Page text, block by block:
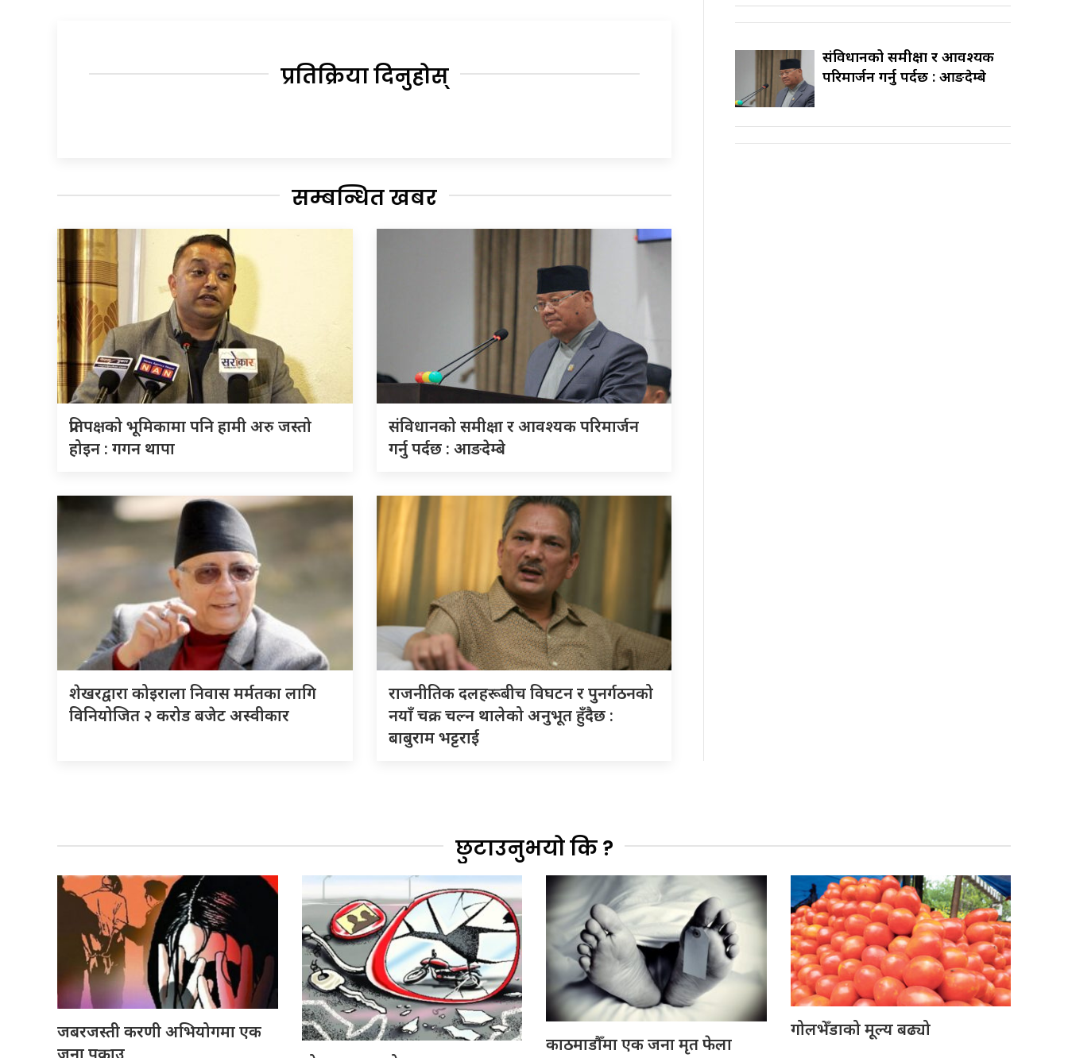
प्रतिक्रिया दिनुहोस्
सम्बन्धित खबर
प्रतिपक्षको भूमिकामा पनि हामी अरु जस्तो
होइन : गगन थापा
संविधानको समीक्षा र आवश्यक परिमार्जन
गर्नु पर्दछ : आङदेम्बे
शेखरद्वारा कोइराला निवास मर्मतका लागि
विनियोजित २ करोड बजेट अस्वीकार
राजनीतिक दलहरूबीच विघटन र पुनर्गठनको
नयाँ चक्र चल्न थालेको अनुभूत हुँदैछ :
बाबुराम भट्टराई
संविधानको समीक्षा र आवश्यक
परिमार्जन गर्नु पर्दछ : आङदेम्बे
छुटाउनुभयो कि ?
जबरजस्ती करणी अभियोगमा एक
काठमाडौँमा एक जना मृत फेला
गोलभेँडाको मूल्य बढ्यो